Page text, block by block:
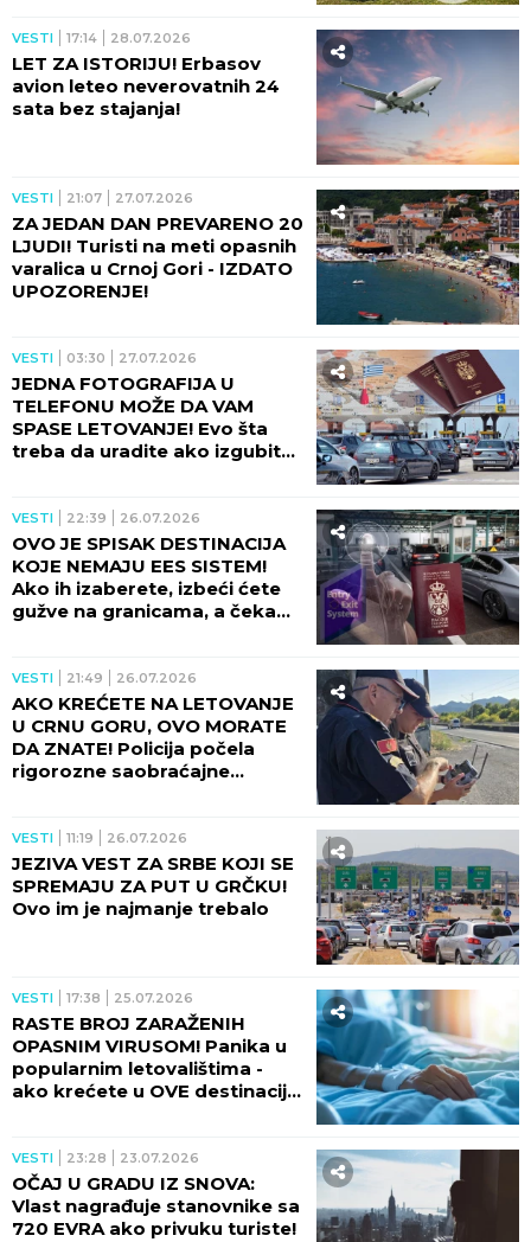
VESTI 17:14 28.07.2026
LET ZA ISTORIJU! Erbasov
avion leteo neverovatnih 24
sata bez stajanja!
VESTI 21:07 27.07.2026
ZA JEDAN DAN PREVARENO 20
LJUDI! Turisti na meti opasnih
varalica u Crnoj Gori - IZDATO
UPOZORENJE!
VESTI 03:30 27.07.2026
JEDNA FOTOGRAFIJA U
TELEFONU MOŽE DA VAM
SPASE LETOVANJE! Evo šta
treba da uradite ako izgubite
VESTI 22:39 26.07.2026
OVO JE SPISAK DESTINACIJA
KOJE NEMAJU EES SISTEM!
Ako ih izaberete, izbeći ćete
gužve na granicama, a čeka
VESTI 21:49 26.07.2026
AKO KREĆETE NA LETOVANJE
U CRNU GORU, OVO MORATE
DA ZNATE! Policija počela
rigorozne saobraćajne
VESTI 11:19 26.07.2026
JEZIVA VEST ZA SRBE KOJI SE
SPREMAJU ZA PUT U GRČKU!
Ovo im je najmanje trebalo
VESTI 17:38 25.07.2026
RASTE BROJ ZARAŽENIH
OPASNIM VIRUSOM! Panika u
popularnim letovalištima -
ako krećete u OVE destinacije,
VESTI 23:28 23.07.2026
OČAJ U GRADU IZ SNOVA:
Vlast nagrađuje stanovnike sa
720 EVRA ako privuku turiste!